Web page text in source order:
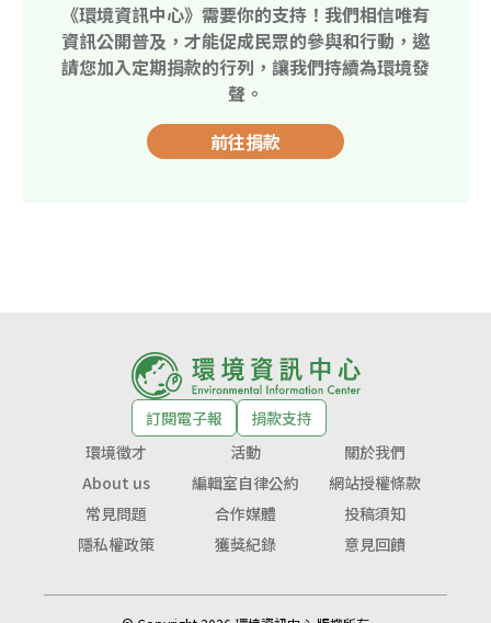
《環境資訊中心》需要你的支持！我們相信唯有
資訊公開普及，才能促成民眾的參與和行動，邀
請您加入定期捐款的行列，讓我們持續為環境發
聲。
前往捐款
訂閱電子報
捐款支持
環境徵才
活動
關於我們
About us
編輯室自律公約
網站授權條款
常見問題
合作媒體
投稿須知
隱私權政策
獲獎紀錄 意見回饋